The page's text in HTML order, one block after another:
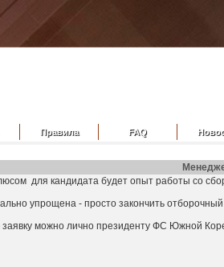
Правила FAQ
для кандидата будет опыт работы со
упрощена - просто закончить отборочный
заявку можно лично президенту ФС Южной